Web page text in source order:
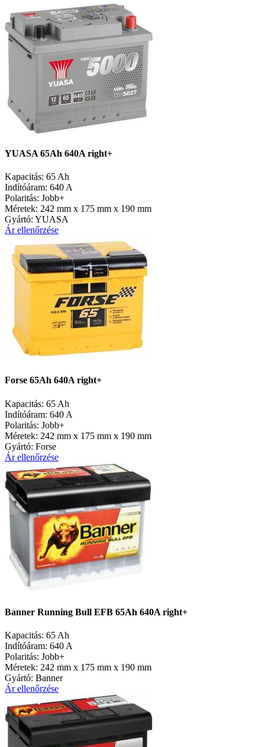
YUASA 65Ah 640A right+
Kapacitás: 65 Ah
Indítóáram: 640 A
Polaritás: Jobb+
Méretek: 242 mm x 175 mm x 190 mm
Gyártó: YUASA
Ár ellenőrzése
Forse 65Ah 640A right+
Kapacitás: 65 Ah
Indítóáram: 640 A
Polaritás: Jobb+
Méretek: 242 mm x 175 mm x 190 mm
Gyártó: Forse
Ár ellenőrzése
Banner Running Bull EFB 65Ah 640A right+
Kapacitás: 65 Ah
Indítóáram: 640 A
Polaritás: Jobb+
Méretek: 242 mm x 175 mm x 190 mm
Gyártó: Banner
Ár ellenőrzése